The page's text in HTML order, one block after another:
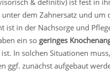
& definitiv) ist fest in
unter dem Zahnersatz und um
ist in der Nachsorge und
ein so geringes
In solchen Situationen
ggf. zunächst aufgebaut